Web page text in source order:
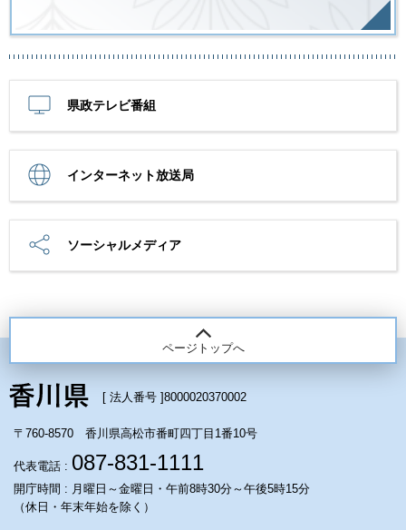
県政テレビ番組
インターネット放送局
ソーシャルメディア
ページトップへ
[ 法人番号 ]8000020370002
〒760-8570 香川県高松市番町四丁目1番10号
代表電話 : 087-831-1111
開庁時間 : 月曜日～金曜日・午前8時30分～午後5時15分
（休日・年末年始を除く）